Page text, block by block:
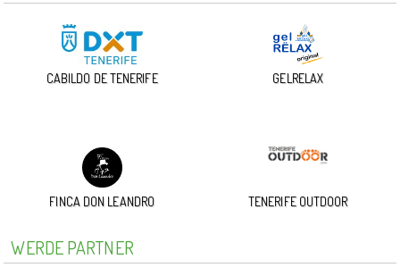
CABILDO DE TENERIFE GELRELAX
FINCA DON LEANDRO TENERIFE OUTDOOR
WERDE PARTNER